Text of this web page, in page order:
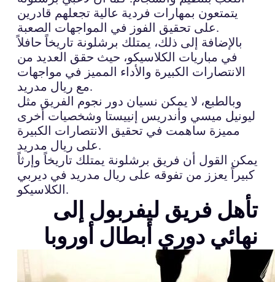
يتمتعون بمهارات فردية عالية تجعلهم قادرين
على تحقيق الفوز في المواجهات الصعبة.
بالإضافة إلى ذلك، يمتلك برشلونة تاريخاً حافلاً
في مباريات الكلاسيكو، حيث حقق العديد من
الانتصارات الكبيرة والأداء المميز في مواجهات
مع ريال مدريد.
وبالطبع، لا يمكن نسيان دور نجوم الفريق مثل
ليونيل ميسي وأندريس إنييستا وشخصيات أخرى
مميزة ساهمت في تحقيق الانتصارات الكبيرة
على ريال مدريد.
يمكن القول أن فريق برشلونة يمتلك تاريخاً وإرثاً
كبيراً يعزز من تفوقه على ريال مدريد في ديربي
الكلاسيكو.
تأهل فريق ليفربول إلى
نهائي دوري أبطال أوروبا